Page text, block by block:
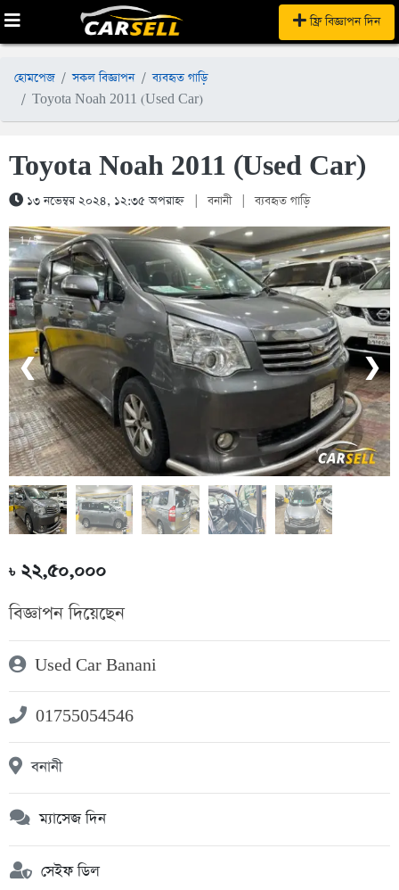
ফ্রি বিজ্ঞাপন দিন
হোমপেজ সকল বিজ্ঞাপন
ব্যবহৃত গাড়ি
Toyota Noah 2011 (Used Car)
Toyota Noah 2011 (Used Car)
১৩ নভেম্বর ২০২৪, ১২:৩৫ অপরাহ্ন বনানী ব্যবহৃত গাড়ি
1 / 5
❮ ❯
৳২২,৫০,০০০
বিজ্ঞাপন দিয়েছেন
Used Car Banani
01755054546
বনানী
ম্যাসেজ দিন
সেইফ ডিল